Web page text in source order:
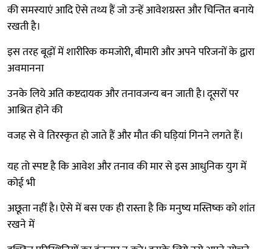
की समस्याएं आदि ऐसे तथ्य हैं जो उन्हें आवेशग्रस्त और चिन्तित बनाये
रखती है।
इस तरह बूढ़ों में शारीरिक कमजोरी, बीमारी और अपने परिजनों के द्वारा
अवमानना
उनके लिये अति कष्टदायक और तनावजन्य बन जाती है। दूसरों पर
आश्रित होने की
वजह से वे तिरस्कृत हो जाते हैं और मौत की घड़ियां गिनने लगते हैं।
यह तो स्पष्ट है कि आवेश और तनाव की मार से इस आधुनिक युग में
कोई भी
अछूता नहीं है। ऐसे में बस एक ही रास्ता है कि मनुष्य मस्तिष्क को शांत
रखने में